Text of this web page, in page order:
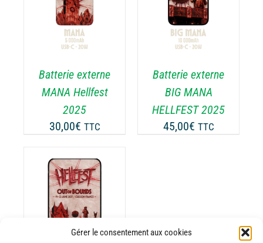
Gérer le consentement aux cookies
Batterie externe
MANA Hellfest
2025
30,00€ TTC
DÉTAILS
Batterie externe
BIG MANA
HELLFEST 2025
45,00€ TTC